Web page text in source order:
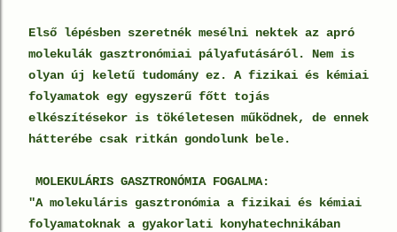
Első lépésben szeretnék mesélni nektek az apró
molekulák gasztronómiai pályafutásáról. Nem is
olyan új keletű tudomány ez. A fizikai és kémiai
folyamatok egy egyszerű főtt tojás
elkészítésekor is tökéletesen működnek, de ennek
hátterébe csak ritkán gondolunk bele.
MOLEKULÁRIS GASZTRONÓMIA FOGALMA:
"A molekuláris gasztronómia a fizikai és kémiai
folyamatoknak a gyakorlati konyhatechnikában